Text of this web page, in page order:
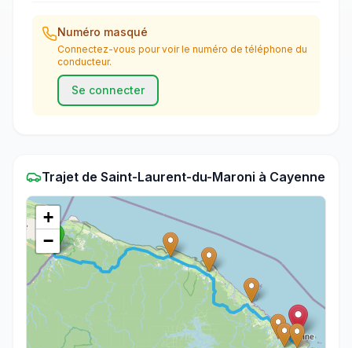
Numéro masqué
Connectez-vous pour voir le numéro de téléphone du
conducteur.
Se connecter
Trajet de Saint-Laurent-du-Maroni à Cayenne
+
−